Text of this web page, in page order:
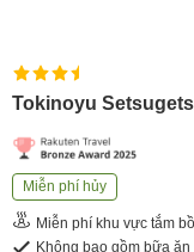
Tokinoyu
Miễn phí hủy
Miễn phí khu vực tắm
Không bao gồm bữa ăn